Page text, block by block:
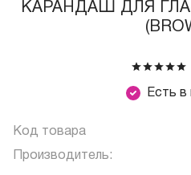
КАРАНДАШ ДЛЯ ГЛАЗ
Есть в
Код товара
Производитель: